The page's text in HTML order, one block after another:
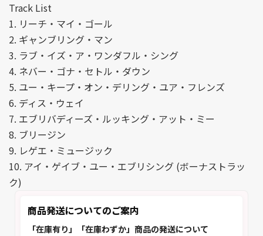
Track List
1. リーチ・マイ・ゴール
2. ギャンブリング・マン
3. ラブ・イズ・ア・ワンダフル・シング
4. ネバー・ゴナ・セトル・ダウン
5. ユー・キープ・オン・デリング・ユア・フレンズ
6. ディス・ウェイ
7. エブリバディーズ・ルッキング・アット・ミー
8. ブリージン
9. レゲエ・ミュージック
10. アイ・ゲイブ・ユー・エブリシング (ボーナストラッ
ク)
商品発送についてのご案内
「在庫有り」「在庫わずか」商品の発送について